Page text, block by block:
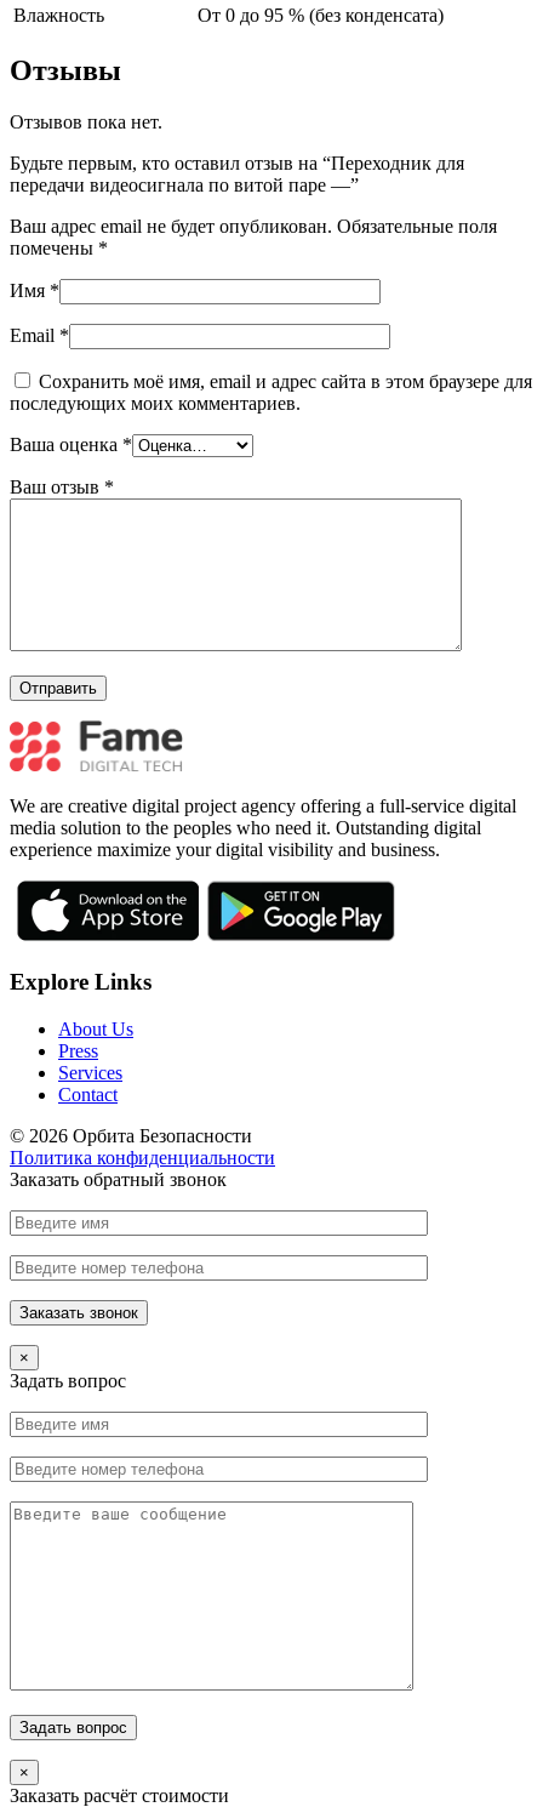
Влажность
От 0 до 95 % (без конденсата)
Отзывы
Отзывов пока нет.
Будьте первым, кто оставил отзыв на “Переходник для
передачи видеосигнала по витой паре —”
Ваш адрес email не будет опубликован. Обязательные поля
помечены *
Имя *
Email *
Сохранить моё имя, email и адрес сайта в этом браузере для
последующих моих комментариев.
Ваша оценка *
Ваш отзыв *
We are creative digital project agency offering a full-service digital
media solution to the peoples who need it. Outstanding digital
experience maximize your digital visibility and business.
Explore Links
About Us
Press
Services
Contact
© 2026 Орбита Безопасности
Политика конфиденциальности
Заказать обратный звонок
×
Задать вопрос
×
Заказать расчёт стоимости